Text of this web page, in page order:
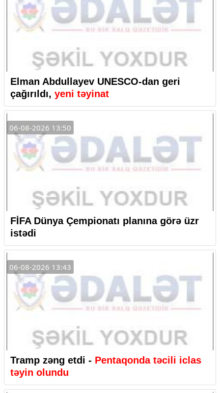
Elman Abdullayev UNESCO-dan geri
çağırıldı, yeni təyinat
06-08-2026 13:50
FİFA Dünya Çempionatı planına görə üzr
istədi
06-08-2026 13:43
Tramp zəng etdi - Pentaqonda təcili iclas
təyin olundu